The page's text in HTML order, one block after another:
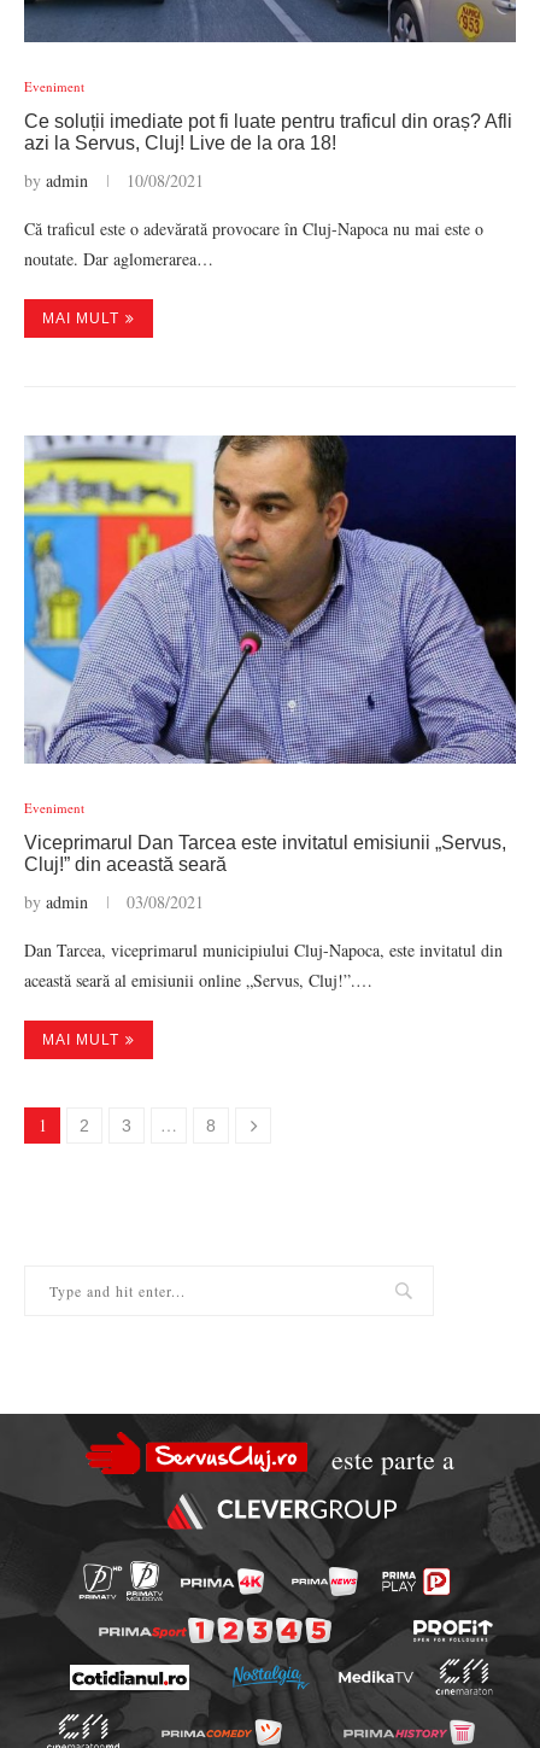
Eveniment
Ce soluții imediate pot fi luate pentru traficul din oraș? Afli
azi la Servus, Cluj! Live de la ora 18!
by admin 10/08/2021
Că traficul este o adevărată provocare în Cluj-Napoca nu mai este o
noutate. Dar aglomerarea…
MAI MULT
Eveniment
Viceprimarul Dan Tarcea este invitatul emisiunii „Servus,
Cluj!” din această seară
by admin 03/08/2021
Dan Tarcea, viceprimarul municipiului Cluj-Napoca, este invitatul din
această seară al emisiunii online „Servus, Cluj!”.…
MAI MULT
1 2 3 … 8
este parte a